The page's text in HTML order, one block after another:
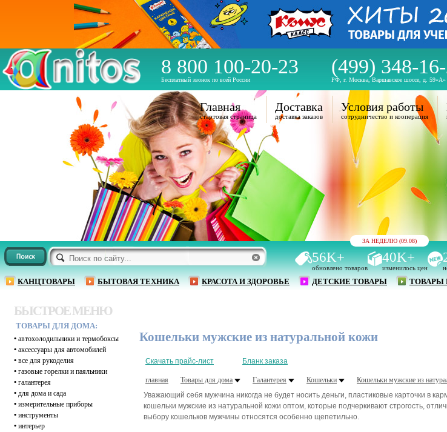
8 800 100-20-23
Бесплатный звонок по всей России
(499) 348-
РФ, г. Москва, Варшавское шоссе, д. 59«А»
ЗА НЕДЕЛЮ (09.08)
56K+
обновлено товаров
40K+
изменилось цен
КАНЦТОВАРЫ БЫТОВАЯ ТЕХНИКА КРАСОТА И ЗДОРОВЬЕ ДЕТСКИЕ ТОВАРЫ ТОВАРЫ
Главная
стартовая страница
Доставка
доставка заказов
Условия работы
сотрудничество и кооперация
БЫСТРОЕ МЕНЮ
ТОВАРЫ ДЛЯ ДОМА:
• автохолодильники и термобоксы
• аксессуары для автомобилей
• все для рукоделия
• газовые горелки и паяльники
• галантерея
• для дома и сада
• измерительные приборы
• инструменты
• интерьер
Кошельки мужские из натуральной кожи
Скачать прайс-лист Бланк заказа
главная Товары для дома Галантерея Кошельки
Кошельки мужские из
Уважающий себя мужчина никогда не будет носить деньги, пластиковые карточки в
кошельки мужские из натуральной кожи оптом, которые подчеркивают строгость,
выбору кошельков мужчины относятся особенно щепетильно.